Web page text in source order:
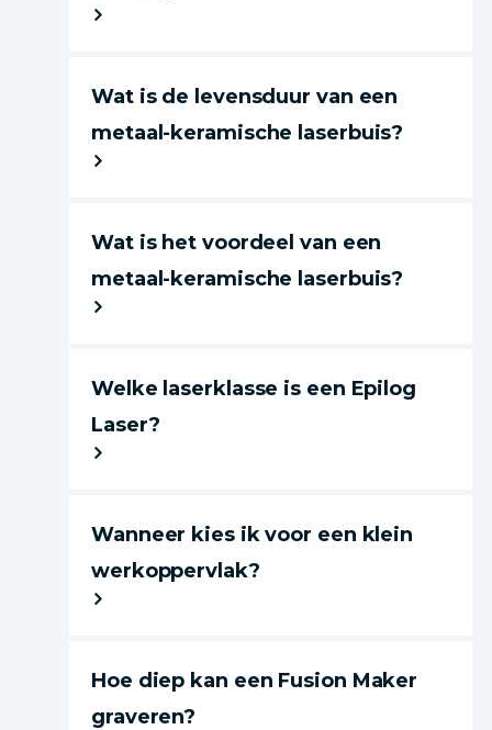
Wat is de levensduur van een
metaal-keramische laserbuis?
Wat is het voordeel van een
metaal-keramische laserbuis?
Welke laserklasse is een Epilog
Laser?
Wanneer kies ik voor een klein
werkoppervlak?
Hoe diep kan een Fusion Maker
graveren?